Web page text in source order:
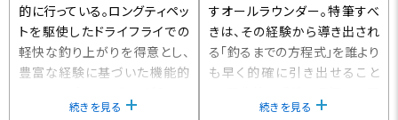
的に行っている。ロングティペッ
トを駆使したドライフライでの
軽快な釣り上がりを得意とし、
豊富な経験に基づいた機能的
ている。近年はタックルやフラ
続きを見る
すオールラウンダー。特筆すべ
きは、その経験から導き出され
る「釣るまでの方程式」を誰より
も早く的確に引き出せること
場での“臭い”だろう。また、川底
続きを見る